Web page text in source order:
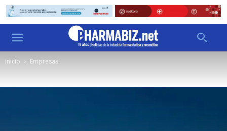
Inicio Empresas